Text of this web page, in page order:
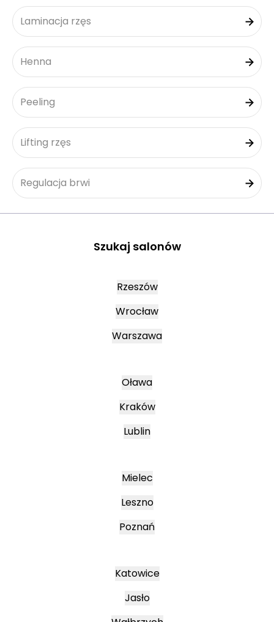
Laminacja rzęs
Henna
Peeling
Lifting rzęs
Regulacja brwi
Szukaj salonów
Rzeszów
Wrocław
Warszawa
Oława
Kraków
Lublin
Mielec
Leszno
Poznań
Katowice
Jasło